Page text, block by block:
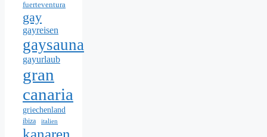
fuerteventura
gay
gayreisen
gaysauna
gayurlaub
gran
canaria
griechenland
ibiza italien
kanaren